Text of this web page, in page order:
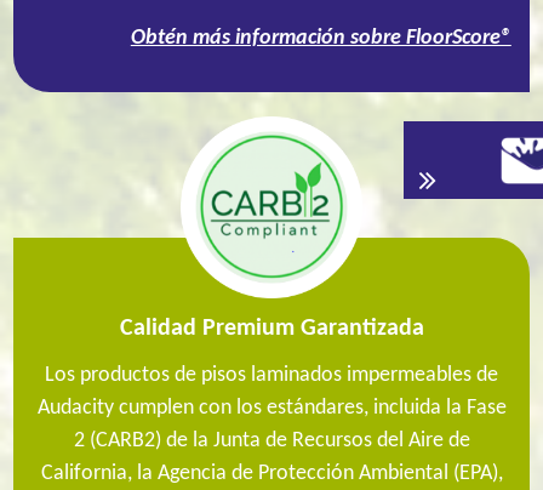
Obtén más información sobre FloorScore®
Calidad Premium Garantizada
Los productos de pisos laminados impermeables de
Audacity cumplen con los estándares, incluida la Fase
2 (CARB2) de la Junta de Recursos del Aire de
California, la Agencia de Protección Ambiental (EPA),